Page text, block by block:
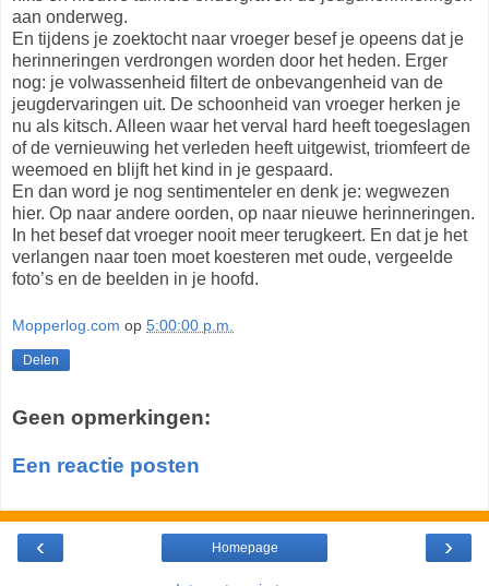
aan onderweg.
En tijdens je zoektocht naar vroeger besef je opeens dat je
herinneringen verdrongen worden door het heden. Erger
nog: je volwassenheid filtert de onbevangenheid van de
jeugdervaringen uit. De schoonheid van vroeger herken je
nu als kitsch. Alleen waar het verval hard heeft toegeslagen
of de vernieuwing het verleden heeft uitgewist, triomfeert de
weemoed en blijft het kind in je gespaard.
En dan word je nog sentimenteler en denk je: wegwezen
hier. Op naar andere oorden, op naar nieuwe herinneringen.
In het besef dat vroeger nooit meer terugkeert. En dat je het
verlangen naar toen moet koesteren met oude, vergeelde
foto’s en de beelden in je hoofd.
Mopperlog.com op 5:00:00 p.m.
Delen
Geen opmerkingen:
Een reactie posten
‹ ›
Homepage